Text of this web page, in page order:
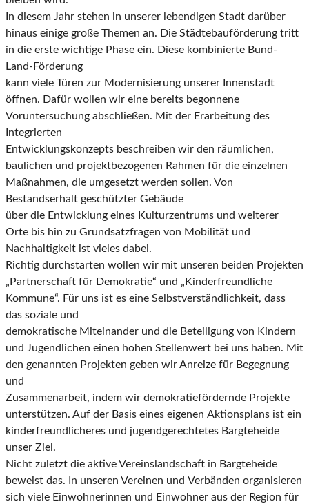
In diesem Jahr stehen in unserer lebendigen Stadt darüber
hinaus einige große Themen an. Die Städtebauförderung tritt
in die erste wichtige Phase ein. Diese kombinierte Bund-
Land-Förderung
kann viele Türen zur Modernisierung unserer Innenstadt
öffnen. Dafür wollen wir eine bereits begonnene
Voruntersuchung abschließen. Mit der Erarbeitung des
Integrierten
Entwicklungskonzepts beschreiben wir den räumlichen,
baulichen und projektbezogenen Rahmen für die einzelnen
Maßnahmen, die umgesetzt werden sollen. Von
Bestandserhalt geschützter Gebäude
über die Entwicklung eines Kulturzentrums und weiterer
Orte bis hin zu Grundsatzfragen von Mobilität und
Nachhaltigkeit ist vieles dabei.
Richtig durchstarten wollen wir mit unseren beiden Projekten
„Partnerschaft für Demokratie“ und „Kinderfreundliche
Kommune“. Für uns ist es eine Selbstverständlichkeit, dass
das soziale und
demokratische Miteinander und die Beteiligung von Kindern
und Jugendlichen einen hohen Stellenwert bei uns haben. Mit
den genannten Projekten geben wir Anreize für Begegnung
und
Zusammenarbeit, indem wir demokratiefördernde Projekte
unterstützen. Auf der Basis eines eigenen Aktionsplans ist ein
kinderfreundlicheres und jugendgerechtetes Bargteheide
unser Ziel.
Nicht zuletzt die aktive Vereinslandschaft in Bargteheide
beweist das. In unseren Vereinen und Verbänden organisieren
sich viele Einwohnerinnen und Einwohner aus der Region für